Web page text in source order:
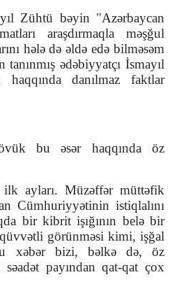
Zühtü bəyin "Azərbaycan
araşdırmaqla məşğul
hələ də əldə edə bilməsəm
ədəbiyyatçı İsmayıl
danılmaz faktlar
bu əsər haqqında öz
ayları. Müzəffər müttəfik
Cümhuriyyətinin istiqlalını
bir kibrit işığının belə bir
qüvvətli görünməsi kimi, işğal
xəbər bizi, bəlkə də, öz
payından qat-qat çox